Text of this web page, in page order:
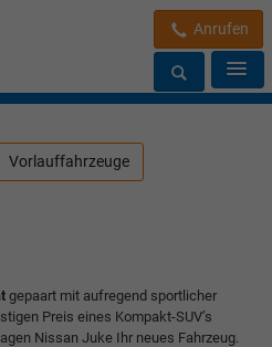
Anrufen
Vorlauffahrzeuge
gepaart mit aufregend sportlicher
Preis eines Kompakt-SUV’s
Nissan Juke Ihr neues Fahrzeug.